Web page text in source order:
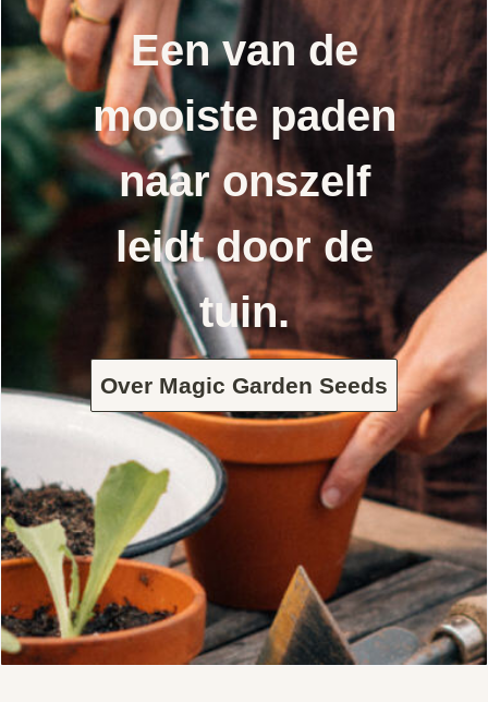
Een van de
mooiste paden
naar onszelf
leidt door de
tuin.
Over Magic Garden Seeds